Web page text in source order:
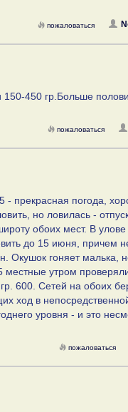
пожаловаться
150-450 гр.Больше
пожаловаться
- прекрасная погода,
но ловилась -
обоих мест. В улове
до 15 июня, причем
Окушок гоняет малька,
местные утром
600. Сетей на обоих
ход в
уровня - и это
пожаловаться